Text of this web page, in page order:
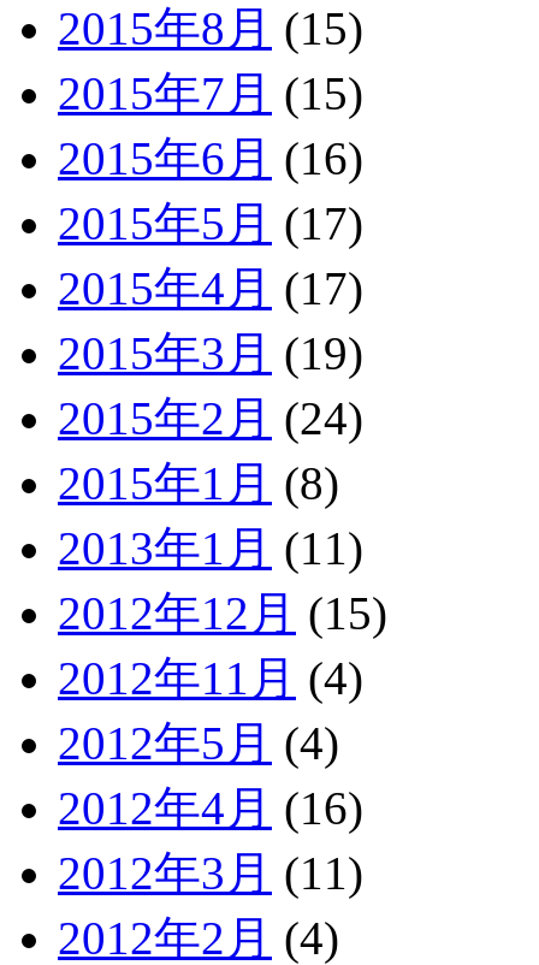
2015年8月 (15)
2015年7月 (15)
2015年6月 (16)
2015年5月 (17)
2015年4月 (17)
2015年3月 (19)
2015年2月 (24)
2015年1月 (8)
2013年1月 (11)
2012年12月 (15)
2012年11月 (4)
2012年5月 (4)
2012年4月 (16)
2012年3月 (11)
2012年2月 (4)